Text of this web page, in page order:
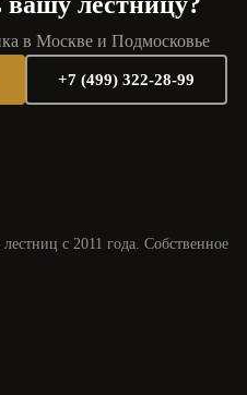
в Москве и Подмосковье
+7 (499) 322-28-99
с 2011 года. Собственное